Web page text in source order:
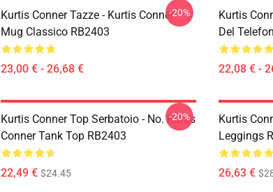
Kurtis Conner Tazze - Kurtis Conner
Mug Classico RB2403
23,00 € - 26,68 €
-20%
Kurtis
Del
22,08 € -
Kurtis Conner Top Serbatoio - No. Kurtis
Conner Tank Top RB2403
22,49 € $24.45
-20%
Kurtis
Leggings
26,63 €